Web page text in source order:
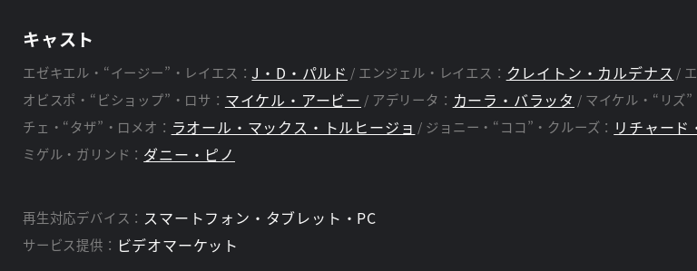
キャスト
エゼキエル・“イージー”・レイエス：J・D・パルド エンジェル・レイエス： クレイトン・カルデナス
オビスポ・“ビショップ”・ロサ： マイケル・アービー アデリータ： カーラ・バラッタ マイケル・“リズ”
チェ・“タザ”・ロメオ： ラオール・マックス・トルヒージョ ジョニー・“ココ”・クルーズ： リチャード
ミゲル・ガリンド： ダニー・ピノ
再生対応デバイス： スマートフォン・タブレット・PC
サービス提供： ビデオマーケット